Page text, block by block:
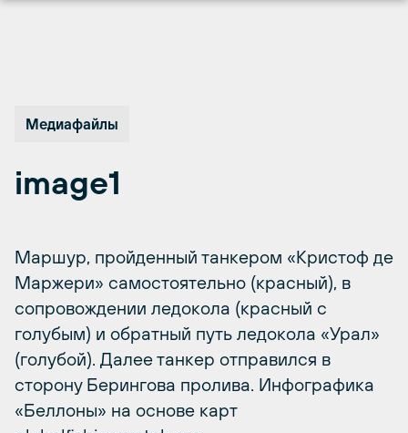
Медиафайлы
image1
Маршур, пройденный танкером «Кристоф де
Маржери» самостоятельно (красный), в
сопровождении ледокола (красный с
голубым) и обратный путь ледокола «Урал»
(голубой). Далее танкер отправился в
сторону Берингова пролива. Инфографика
«Беллоны» на основе карт